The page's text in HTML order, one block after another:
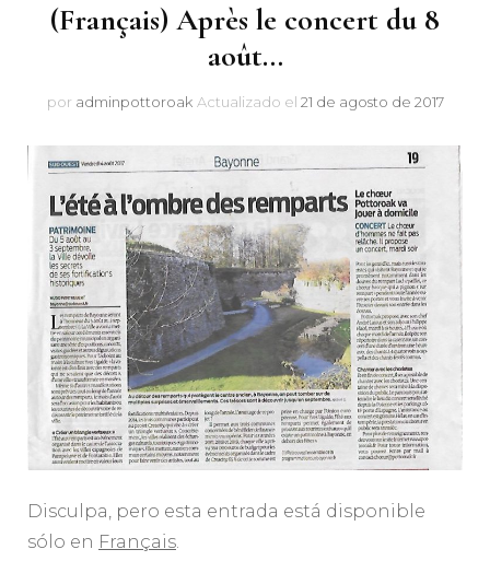
(Français) Après le concert du 8
août…
por adminpottoroak Actualizado el 21 de agosto de 2017
Disculpa, pero esta entrada está disponible
sólo en Français.